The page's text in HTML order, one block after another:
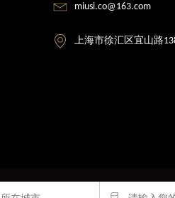
miusi.co@163.com
上海市徐汇区宜山路